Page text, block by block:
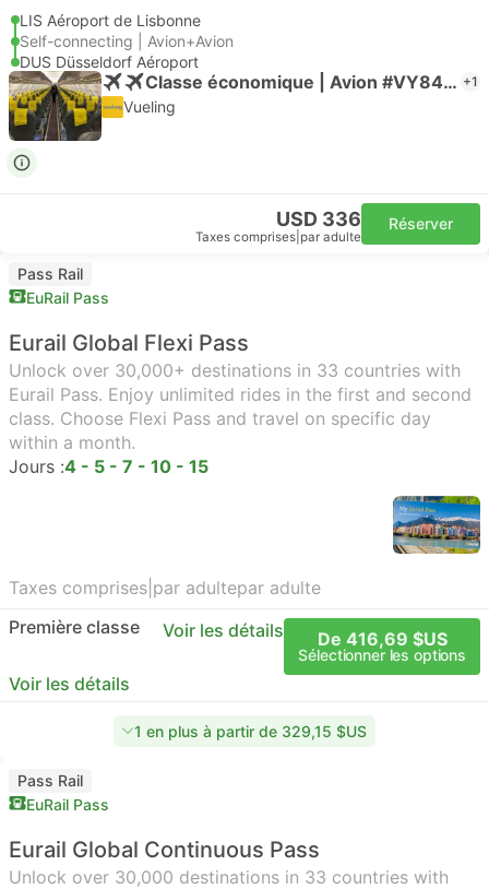
LIS Aéroport de Lisbonne
Self-connecting | Avion+Avion
DUS Düsseldorf Aéroport
Classe économique | Avion #VY8465 +1
Vueling
USD 336
Taxes comprises par adulte
Réserver
Pass Rail
EuRail Pass
Eurail Global Flexi Pass
Unlock over 30,000+ destinations in 33 countries with
Eurail Pass. Enjoy unlimited rides in the first and second
class. Choose Flexi Pass and travel on specific day
within a month.
Jours :4 - 5 - 7 - 10 - 15
Taxes comprises par adultepar adulte
Première classe
Voir les détails De 416,69 $US
Sélectionner les options
Voir les détails
1 en plus à partir de 329,15 $US
Pass Rail
EuRail Pass
Eurail Global Continuous Pass
Unlock over 30,000 destinations in 33 countries with